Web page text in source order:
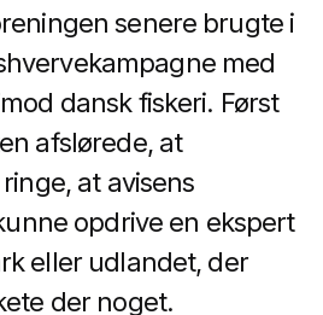
senere brugte i
med
dansk fiskeri. Først
afslørede, at
at avisens
opdrive en ekspert
eller udlandet, der
der noget.